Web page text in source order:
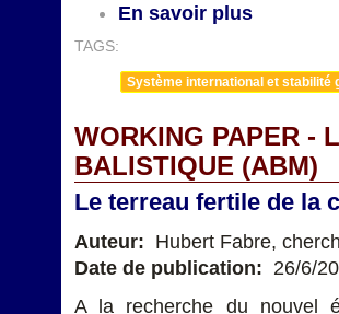
En savoir plus
TAGS:
Système international et stabilité
WORKING PAPER -
BALISTIQUE (ABM)
Le terreau fertile de la
Auteur: Hubert Fabre,
Date de publication: 26/6/
A la recherche du nouvel